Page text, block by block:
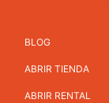
BLOG
ABRIR TIENDA
ABRIR RENTAL